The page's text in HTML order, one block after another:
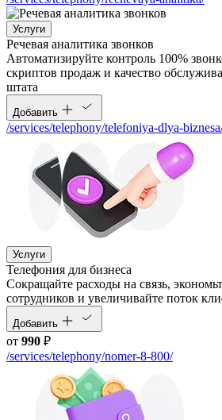
Услуги
Речевая аналитика звонков
Автоматизируйте контроль 100%
скриптов продаж и качество
штата
Добавить
/services/telephony/telefoniya-dlya-
Услуги
Телефония для бизнеса
Cокращайте расходы на связь,
сотрудников и увеличивайте поток
Добавить
от 990 ₽
/services/telephony/nomer-8-800/